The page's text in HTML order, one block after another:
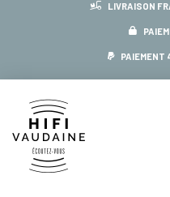
LIVRAISON
PAIEMENT